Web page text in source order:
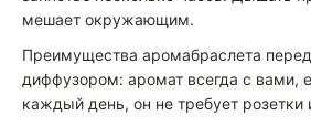
мешает окружающим.
Преимущества аромабраслета
диффузором: аромат всегда с вами,
каждый день, он не требует розетки